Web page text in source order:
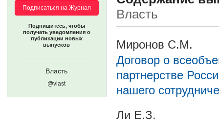
Подписаться на Журнал
Подпишитесь, чтобы
получать уведомления о
публикации новых
выпусков
Власть
@vlast
Власть
Миронов С.М.
Договор о
партнерстве
нашего
Ли Е.З.